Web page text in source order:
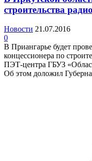
строительства
Новости 21.07.2016
0
В Приангарье будет
концессионера по
ПЭТ-центра ГБУЗ
Об этом доложил